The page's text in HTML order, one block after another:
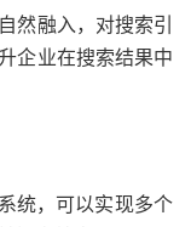
然融入，对搜索引
企业在搜索结果中
统，可以实现多个